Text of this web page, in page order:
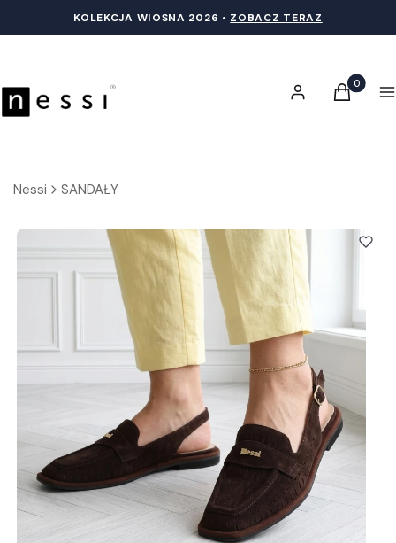
KOLEKCJA WIOSNA 2026 • ZOBACZ TERAZ
Zaloguj sięProdukty
Koszyk
Nessi SANDAŁY